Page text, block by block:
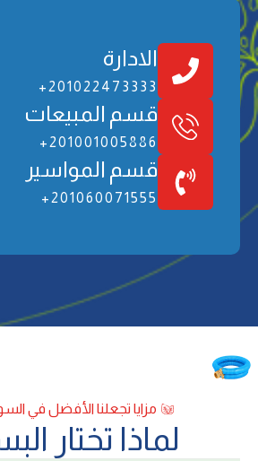
الادارة
201022473333+
ﻗﺴﻢ اﻟﻤﺒﻴﻌﺎت
201001005886+
ﻗﺴﻢ اﻟﻤﻮاﺳﻴﺮ
201060071555+
ﻣﺰاﻳﺎ ﺗﺠﻌﻠﻨﺎ اﻷﻓﻀﻞ ﻓﻲ
ﻟﻤﺎذا ﺗﺨﺘﺎر